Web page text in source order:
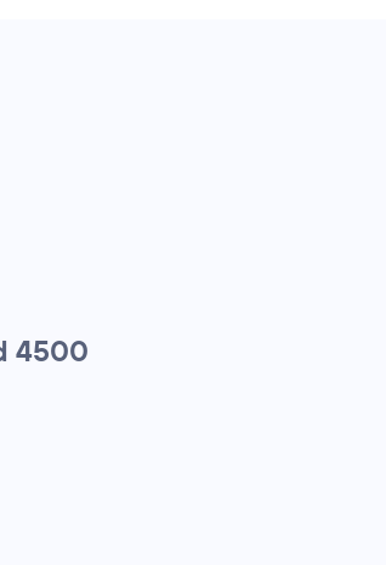
4500